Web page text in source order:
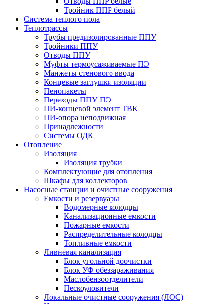
Тройник ППР белый
Система теплого пола
Теплотрассы
Трубы предизолированные ППУ
Тройники ППУ
Отводы ППУ
Муфты термоусаживаемые ПЭ
Манжеты стенового ввода
Концевые заглушки изоляции
Пенопакеты
Переходы ППУ-ПЭ
ПИ-концевой элемент ТВК
ПИ-опора неподвижная
Принадлежности
Системы ОДК
Отопление
Изоляция
Изоляция трубки
Комплектующие для отопления
Шкафы для коллекторов
Насосные станции и очистные сооружения
Емкости и резервуары
Водомерные колодцы
Канализационные емкости
Пожарные емкости
Распределительные колодцы
Топливные емкости
Ливневая канализация
Блок угольной доочистки
Блок УФ обеззараживания
Маслобензоотделители
Пескоуловители
Локальные очистные сооружения (ЛОС)